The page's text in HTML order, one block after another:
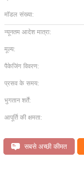
मॉडल संख्या:
न्यूनतम आदेश मात्रा:
मूल्य:
पैकेजिंग विवरण:
प्रसव के समय:
भुगतान शर्तें:
आपूर्ति की क्षमता:
सबसे अच्छी कीमत